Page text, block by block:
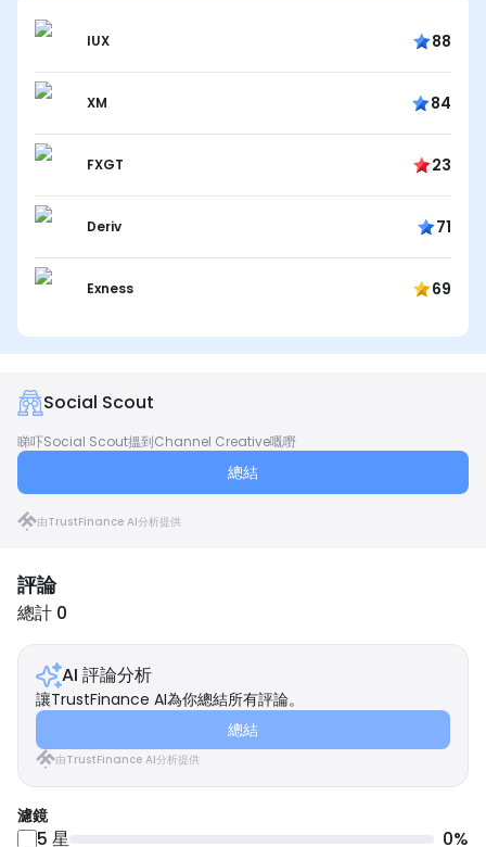
IUX 88
XM 84
FXGT 23
Deriv 71
Exness 69
Social Scout
睇吓Social Scout搵到Channel Creative嘅嘢
總結
由TrustFinance AI分析提供
評論
總計 0
AI 評論分析
讓TrustFinance AI為你總結所有評論。
總結
由TrustFinance AI分析提供
濾鏡
5 星 0%